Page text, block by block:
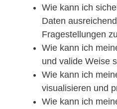
Wie kann ich
Daten
Fragestellungen
Wie kann ich
und valide Weise
Wie kann ich
visualisieren und
Wie kann ich